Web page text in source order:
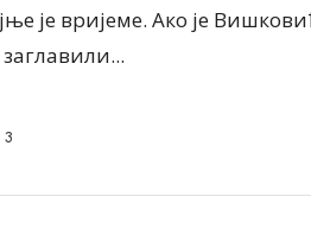
је вријеме. Ако је
3